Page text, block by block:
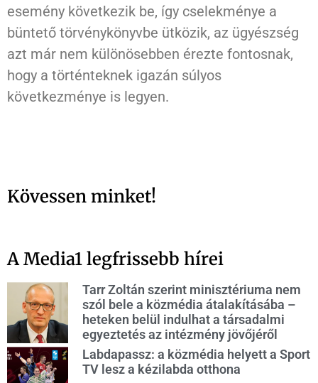
esemény következik be, így cselekménye a
büntető törvénykönyvbe ütközik, az ügyészség
azt már nem különösebben érezte fontosnak,
hogy a történteknek igazán súlyos
következménye is legyen.
Kövessen minket!
A Media1 legfrissebb hírei
Tarr Zoltán szerint minisztériuma nem
szól bele a közmédia átalakításába –
heteken belül indulhat a társadalmi
egyeztetés az intézmény jövőjéről
Labdapassz: a közmédia helyett a Sport
TV lesz a kézilabda otthona